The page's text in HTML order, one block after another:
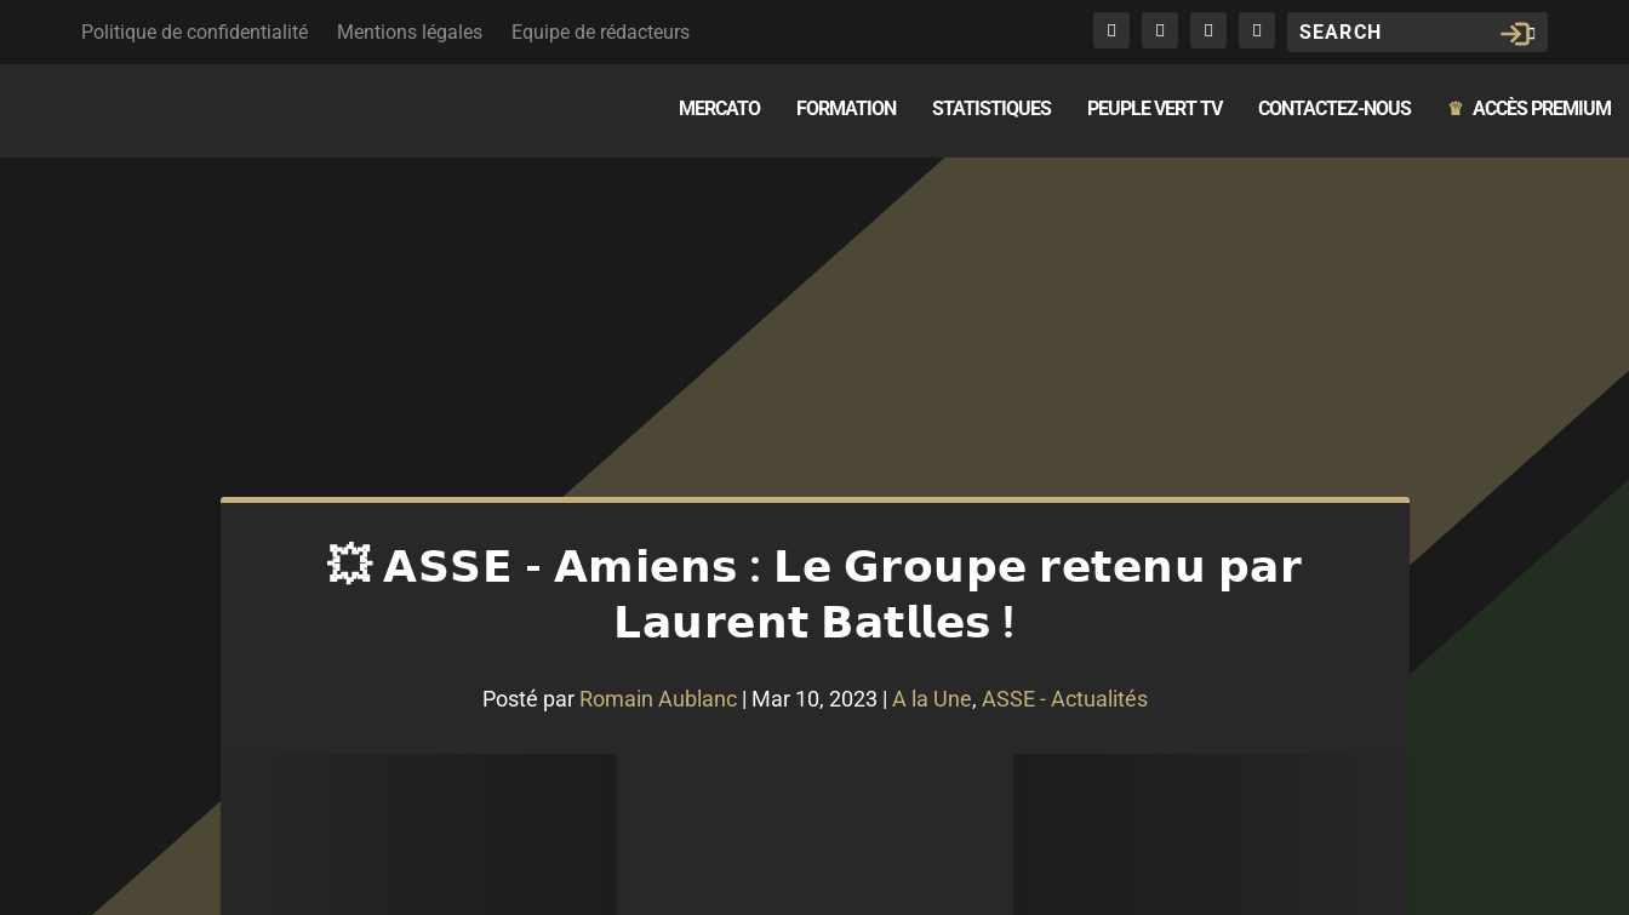
Politique de confidentialité Mentions légales Equipe de rédacteurs
MERCATO FORMATION STATISTIQUES PEUPLE VERT TV CONTACTEZ-NOUS ♛ ACCÈS PREMIUM
💥 𝗔𝗦𝗦𝗘 - 𝗔𝗺𝗶𝗲𝗻𝘀 : 𝗟𝗲 𝗚𝗿𝗼𝘂𝗽𝗲 𝗿𝗲𝘁𝗲𝗻𝘂 𝗽𝗮𝗿
𝗟𝗮𝘂𝗿𝗲𝗻𝘁 𝗕𝗮𝘁𝗹𝗹𝗲𝘀 !
Posté par Romain Aublanc| Mar 10, 2023 | A la Une, ASSE - Actualités